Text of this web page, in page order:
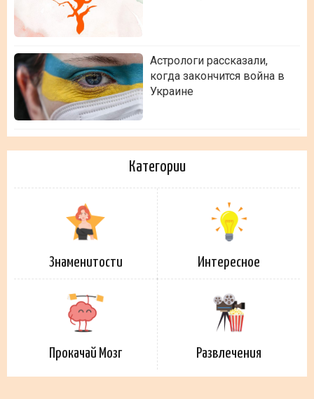
Астрологи рассказали,
когда закончится война в
Украине
Категории
Знаменитости Интересное
Прокачай Мозг Развлечения